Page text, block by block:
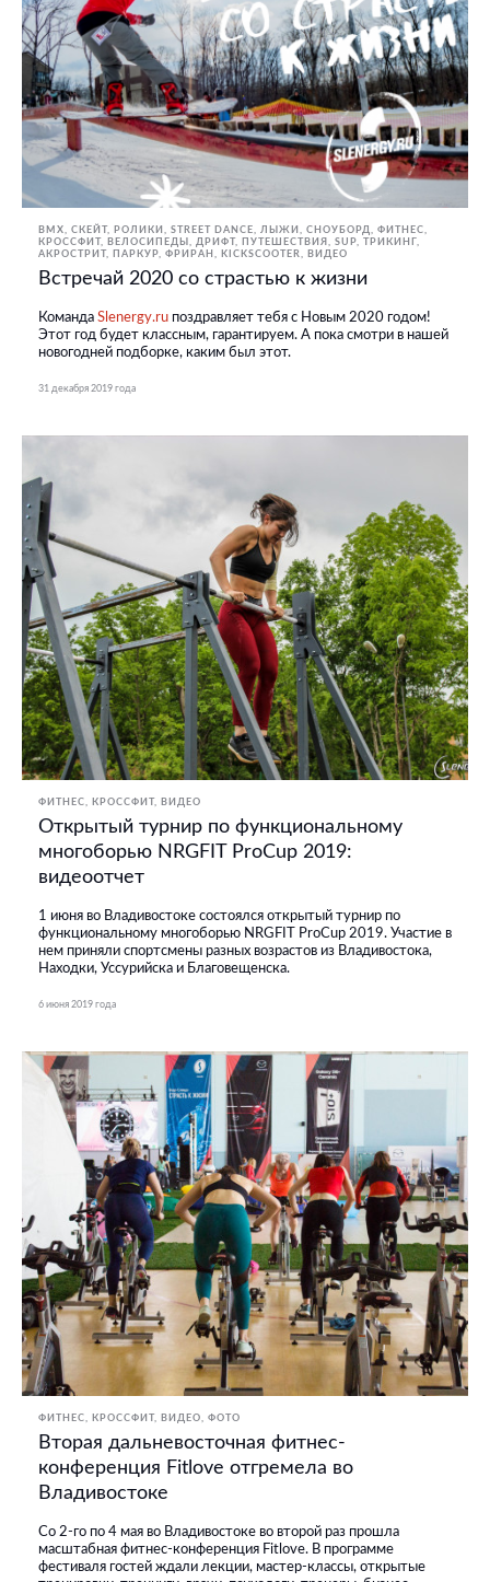
BMX, СКЕЙТ, РОЛИКИ STREET DANCE ЛЫЖИ, СНОУБОРД
ФИТНЕС,
КРОССФИТ
ВЕЛОСИПЕДЫ ДРИФТ ПУТЕШЕСТВИЯ SUP
ТРИКИНГ,
АКРОСТРИТ, ПАРКУР, ФРИРАН
KICKSCOOTER ВИДЕО
Встречай 2020 со страстью к жизни
Команда Slenergy.ru поздравляет тебя с Новым 2020 годом!
Этот год будет классным, гарантируем. А пока смотри в нашей
новогодней подборке, каким был этот.
31 декабря 2019 года
ФИТНЕС, КРОССФИТ ВИДЕО
Открытый турнир по функциональному
многоборью NRGFIT ProCup 2019:
видеоотчет
1 июня во Владивостоке состоялся открытый турнир по
функциональному многоборью NRGFIT ProCup 2019. Участие в
нем приняли спортсмены разных возрастов из Владивостока,
Находки, Уссурийска и Благовещенска.
6 июня 2019 года
ФИТНЕС, КРОССФИТ ВИДЕО ФОТО
Вторая дальневосточная фитнес-
конференция Fitlove отгремела во
Владивостоке
Со 2-го по 4 мая во Владивостоке во второй раз прошла
масштабная фитнес-конференция Fitlove. В программе
фестиваля гостей ждали лекции, мастер-классы, открытые